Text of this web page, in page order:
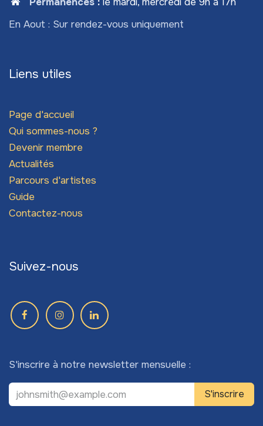
En Aout : Sur rendez-vous uniquement
Liens utiles
Page d'accueil
Qui sommes-nous ?
Devenir membre
Actualités
Parcours d'artistes
Guide
Contactez-nous
Suivez-nous
S'inscrire à notre newsletter mensuelle :
S'inscrire